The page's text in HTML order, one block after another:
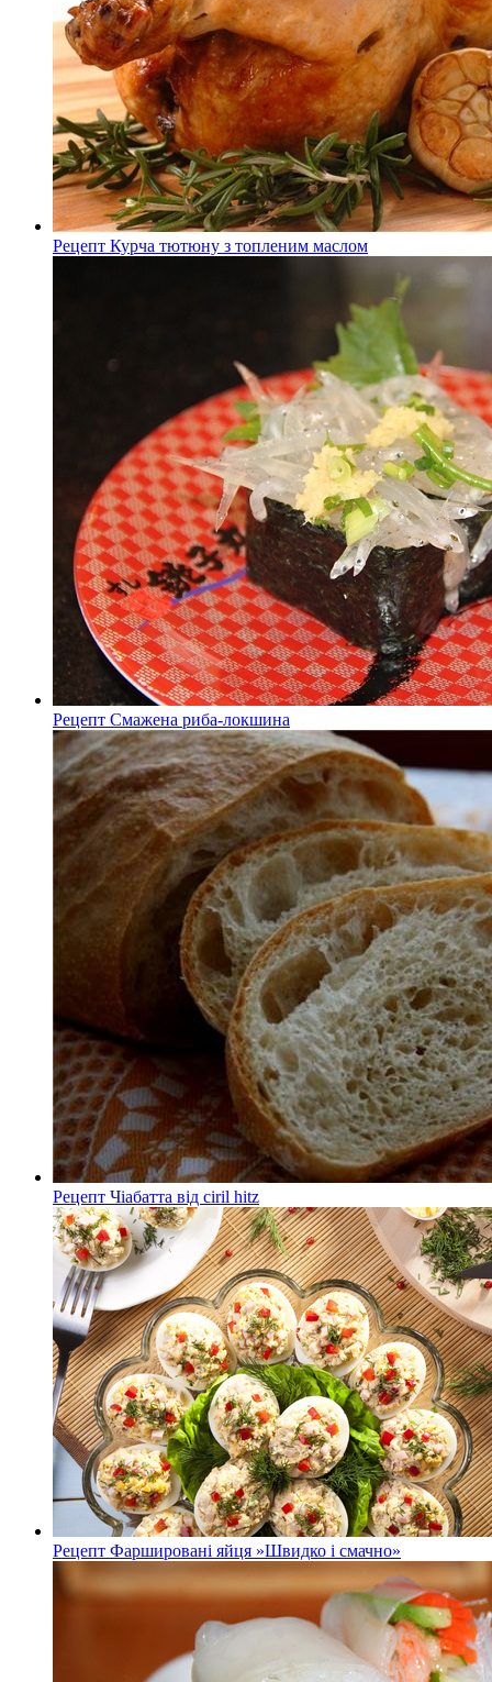
Рецепт Курча тютюну з топленим маслом
Рецепт Смажена риба-локшина
Рецепт Чіабатта від ciril hitz
Рецепт Фаршировані яйця »Швидко і смачно»